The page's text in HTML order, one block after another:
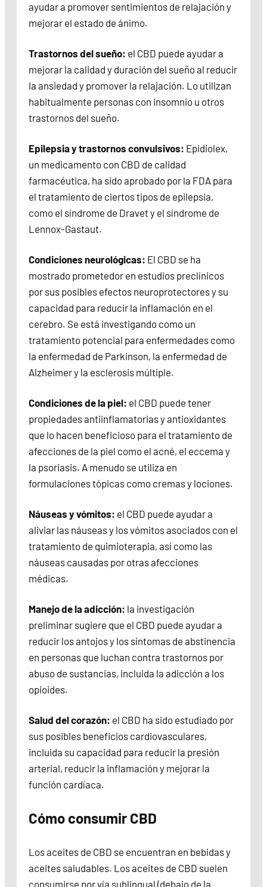
ayudar a promover sentimientos de relajación y
mejorar el estado de ánimo.
Trastornos del sueño: el CBD puede ayudar a
mejorar la calidad y duración del sueño al reducir
la ansiedad y promover la relajación. Lo utilizan
habitualmente personas con insomnio u otros
trastornos del sueño.
Epilepsia y trastornos convulsivos: Epidiolex,
un medicamento con CBD de calidad
farmacéutica, ha sido aprobado por la FDA para
el tratamiento de ciertos tipos de epilepsia,
como el síndrome de Dravet y el síndrome de
Lennox-Gastaut.
Condiciones neurológicas: El CBD se ha
mostrado prometedor en estudios preclínicos
por sus posibles efectos neuroprotectores y su
capacidad para reducir la inflamación en el
cerebro. Se está investigando como un
tratamiento potencial para enfermedades como
la enfermedad de Parkinson, la enfermedad de
Alzheimer y la esclerosis múltiple.
Condiciones de la piel: el CBD puede tener
propiedades antiinflamatorias y antioxidantes
que lo hacen beneficioso para el tratamiento de
afecciones de la piel como el acné, el eccema y
la psoriasis. A menudo se utiliza en
formulaciones tópicas como cremas y lociones.
Náuseas y vómitos: el CBD puede ayudar a
aliviar las náuseas y los vómitos asociados con el
tratamiento de quimioterapia, así como las
náuseas causadas por otras afecciones
médicas.
Manejo de la adicción: la investigación
preliminar sugiere que el CBD puede ayudar a
reducir los antojos y los síntomas de abstinencia
en personas que luchan contra trastornos por
abuso de sustancias, incluida la adicción a los
opioides.
Salud del corazón: el CBD ha sido estudiado por
sus posibles beneficios cardiovasculares,
incluida su capacidad para reducir la presión
arterial, reducir la inflamación y mejorar la
función cardíaca.
Cómo consumir CBD
Los aceites de CBD se encuentran en bebidas y
aceites saludables. Los aceites de CBD suelen
consumirse por vía sublingual (debajo de la